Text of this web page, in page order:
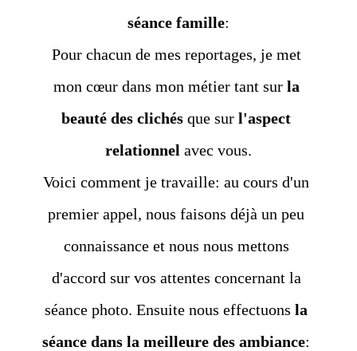
séance famille:
Pour chacun de mes reportages, je met
mon cœur dans mon métier tant sur la
beauté des clichés que sur l'aspect
relationnel avec vous.
Voici comment je travaille: au cours d'un
premier appel, nous faisons déjà un peu
connaissance et nous nous mettons
d'accord sur vos attentes concernant la
séance photo. Ensuite nous effectuons la
séance dans la meilleure des ambiance: